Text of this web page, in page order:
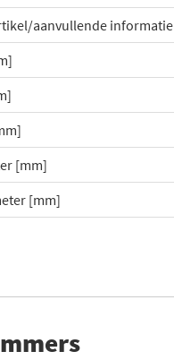
aanvullende informatie
[mm]
[mm]